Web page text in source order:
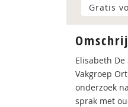
Gratis
Elisabeth
Vakgroep
onderzoek
sprak met